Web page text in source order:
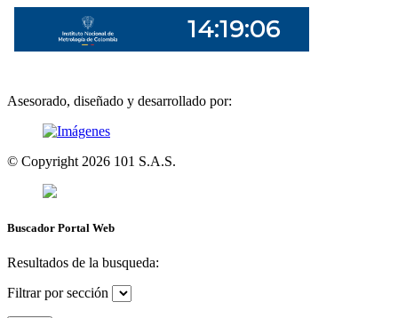
Asesorado, diseñado y desarrollado por:
© Copyright 2026 101 S.A.S.
Buscador Portal Web
Resultados de la busqueda:
Filtrar por sección